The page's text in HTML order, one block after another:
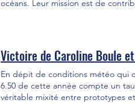
océans. Leur mission est de
cette démarche fait écho à nos
process de fabrication vers des
Instagram : https://lnkd.in/
accompagnons dans cette belle
Victoire de Caroline Boule
En dépit de conditions météo qui
6.50 de cette année compte un
véritable mixité entre prototypes